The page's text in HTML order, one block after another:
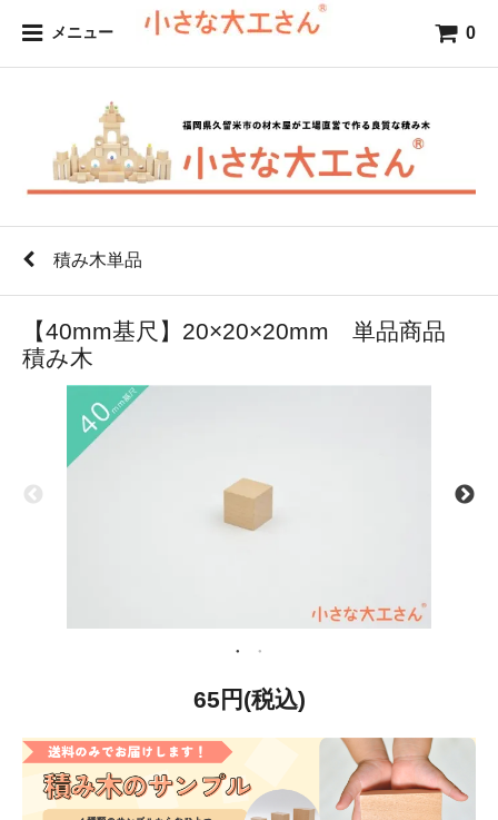
メニュー 0
積み木単品
【40mm基尺】20×20×20mm 単品商品
積み木
65円(税込)